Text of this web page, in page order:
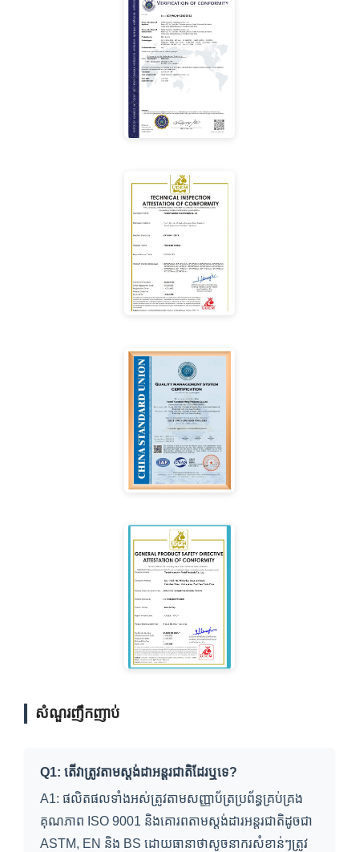
សំណួរញឹកញាប់
Q1: តើវាត្រូវតាមស្តង់ដាអន្តរជាតិដែរឬទេ?
A1: ផលិតផលទាំងអស់ត្រូវតាមសញ្ញាប័ត្រប្រព័ន្ធគ្រប់គ្រង
គុណភាព ISO 9001 និងគោរពតាមស្តង់ដារអន្តរជាតិដូចជា
ASTM, EN និង BS ដោយធានាថាសូចនាករសំខាន់ៗត្រូវ